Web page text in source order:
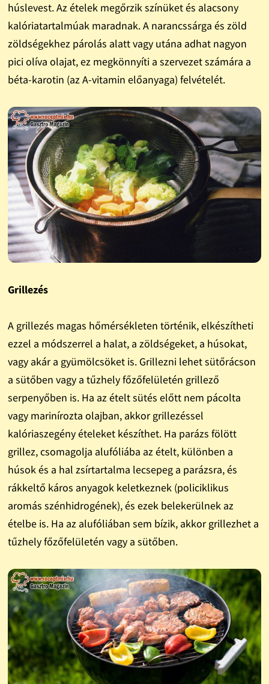
húslevest. Az ételek megőrzik színüket és alacsony
kalóriatartalmúak maradnak. A narancssárga és zöld
zöldségekhez párolás alatt vagy utána adhat nagyon
pici olíva olajat, ez megkönnyíti a szervezet számára a
béta-karotin (az A-vitamin előanyaga) felvételét.
Grillezés
A grillezés magas hőmérsékleten történik, elkészítheti
ezzel a módszerrel a halat, a zöldségeket, a húsokat,
vagy akár a gyümölcsöket is. Grillezni lehet sütőrácson
a sütőben vagy a tűzhely főzőfelületén grillező
serpenyőben is. Ha az ételt sütés előtt nem pácolta
vagy marinírozta olajban, akkor grillezéssel
kalóriaszegény ételeket készíthet. Ha parázs fölött
grillez, csomagolja alufóliába az ételt, különben a
húsok és a hal zsírtartalma lecsepeg a parázsra, és
rákkeltő káros anyagok keletkeznek (policiklikus
aromás szénhidrogének), és ezek belekerülnek az
ételbe is. Ha az alufóliában sem bízik, akkor grillezhet a
tűzhely főzőfelületén vagy a sütőben.